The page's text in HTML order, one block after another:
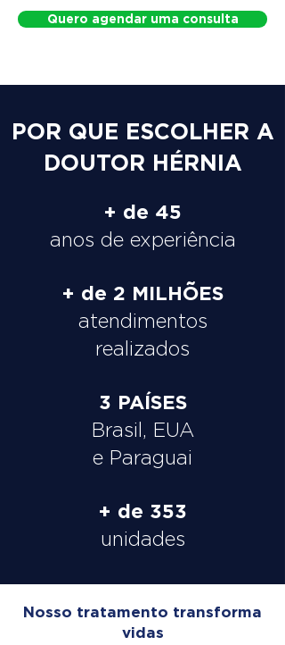
Quero agendar uma consulta
POR QUE ESCOLHER A
DOUTOR HÉRNIA
+ de 45
anos de experiência
+ de 2 MILHÕES
atendimentos
realizados
3 PAÍSES
Brasil, EUA
e Paraguai
+ de 353
unidades
Nosso tratamento transforma
vidas